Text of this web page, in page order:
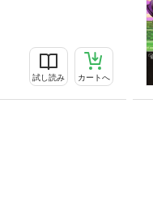
試し読み カートへ